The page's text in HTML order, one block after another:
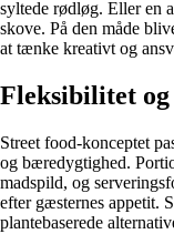
syltede rødløg. Eller en
skove. På den måde
at tænke kreativt og
Fleksibilitet
Street food-konceptet
og bæredygtighed.
madspild, og
efter gæsternes appetit.
plantebaserede